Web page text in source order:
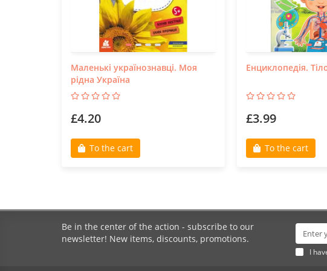
Маленькі українознавці. Моя
рідна Україна
£4.20
To the cart
Енциклопедія.
£3.99
To the cart
Be in the center of the action - subscribe to our
newsletter! New items, discounts, promotions.
I